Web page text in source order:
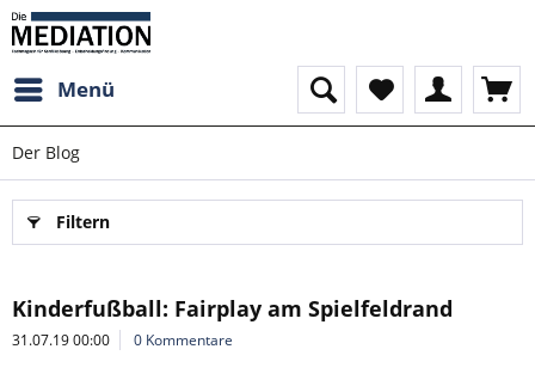
Menü
Der Blog
Filtern
Kinderfußball: Fairplay am Spielfeldrand
31.07.19 00:00 0 Kommentare